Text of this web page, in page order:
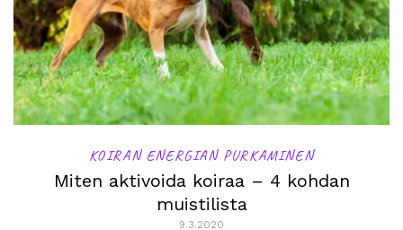
KOIRAN ENERGIAN PURKAMINEN
Miten aktivoida koiraa – 4 kohdan
muistilista
9.3.2020